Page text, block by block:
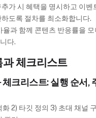
가 시 혜택을 명시하고 이벤
도록 절차를 최소화합니다.
율과 함께 콘텐츠 반응률을
다.
과 체크리스트
크리스트: 실행 순서,
화 2) 타깃 정의 3) 초대 채널